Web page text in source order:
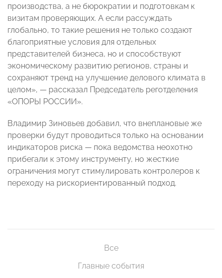
производства, а не бюрократии и подготовкам к
визитам проверяющих. А если рассуждать
глобально, то такие решения не только создают
благоприятные условия для отдельных
представителей бизнеса, но и способствуют
экономическому развитию регионов, страны и
сохраняют тренд на улучшение делового климата в
целом», — рассказал Председатель реготделения
«ОПОРЫ РОССИИ».
Владимир Зиновьев добавил, что внеплановые же
проверки будут проводиться только на основании
индикаторов риска — пока ведомства неохотно
прибегали к этому инструменту, но жесткие
ограничения могут стимулировать контролеров к
переходу на рискориентированный подход.
Все
Главные события